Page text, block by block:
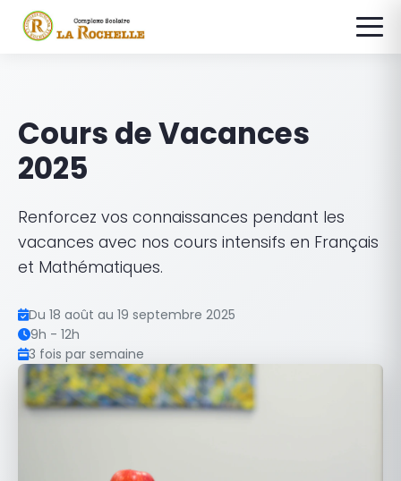
Cours de Vacances
2025
Renforcez vos connaissances pendant les
vacances avec nos cours intensifs en Français
et Mathématiques.
Du 18 août au 19 septembre 2025
9h - 12h
3 fois par semaine